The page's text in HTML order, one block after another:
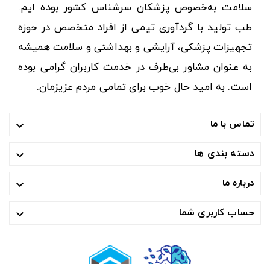
سلامت به‌خصوص پزشکان سرشناس کشور بوده ایم.
طب تولید با گردآوری تیمی از افراد متخصص در حوزه
تجهیزات پزشکی، آرایشی و بهداشتی و سلامت همیشه
به عنوان مشاور بی‌طرف در خدمت کاربران گرامی بوده
است. به امید حال خوب برای تمامی مردم عزیزمان.
تماس با ما 
دسته بندی ها 
درباره ما 
حساب کاربری شما 